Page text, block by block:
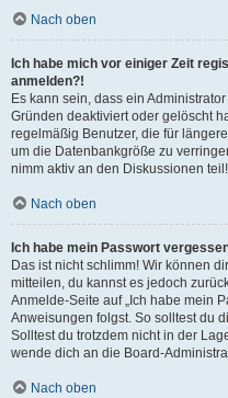
Nach oben
Ich habe mich vor einiger Zeit
anmelden?!
Es kann sein, dass ein
Gründen deaktiviert oder gelöscht
regelmäßig Benutzer, die für
um die Datenbankgröße zu
nimm aktiv an den Diskussionen teil!
Nach oben
Ich habe mein Passwort
Das ist nicht schlimm! Wir können
mitteilen, du kannst es jedoch
Anmelde-Seite auf „Ich habe mein
Anweisungen folgst. So solltest du
Solltest du trotzdem nicht in der
wende dich an die Board-
Nach oben